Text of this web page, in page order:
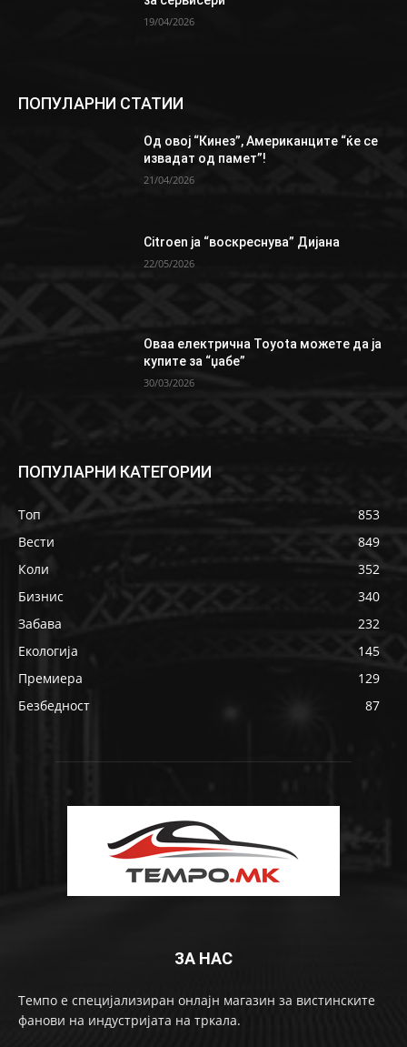
19/04/2026
ПОПУЛАРНИ СТАТИИ
Од овој “Кинез”, Aмериканците “ќе се
извадат од памет”!
21/04/2026
Citroen ја “воскреснува” Дијана
22/05/2026
Oваа електрична Toyota можете да ја
купите за “џабе”
30/03/2026
ПОПУЛАРНИ КАТЕГОРИИ
Топ
853
Вести
849
Коли
352
Бизнис
340
Забава
232
Екологија
145
Премиера
129
Безбедност
87
ЗА НАС
Темпо е специјализиран онлајн магазин за вистинските
фанови на индустријата на тркала.